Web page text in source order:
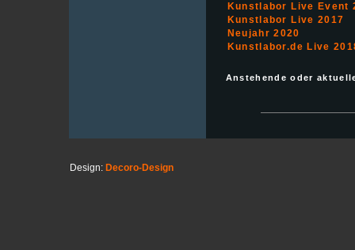
Kunstlabor Live Event
Kunstlabor Live 2017
Neujahr 2020
Kunstlabor.de Live
Anstehende oder
Design: Decoro-Design